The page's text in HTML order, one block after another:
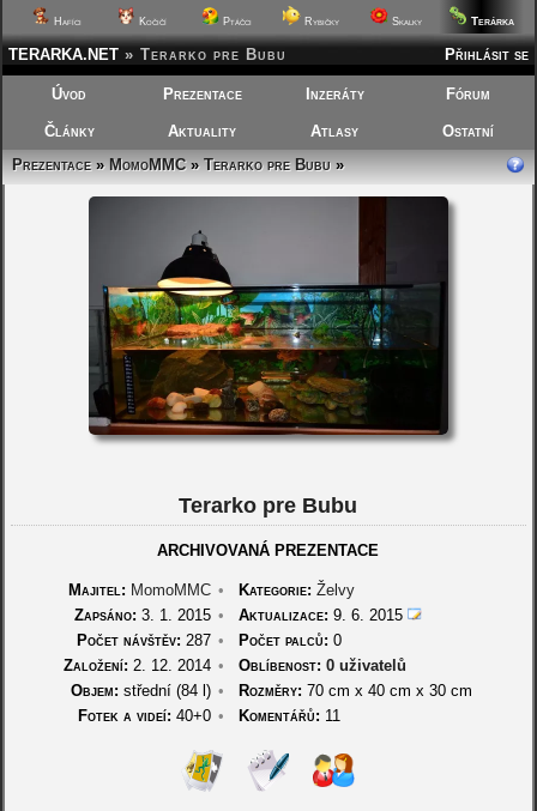
Hafíci Kočičí Ptáčci Rybičky Skalky Terárka
Přihlásit se
TERARKA.NET » Terarko pre Bubu
Úvod Prezentace Inzeráty Fórum
Články Aktuality Atlasy
Ostatní
Prezentace»MomoMMC»Terarko pre Bubu»
Terarko pre Bubu
ARCHIVOVANÁ PREZENTACE
Majitel: MomoMMC • Kategorie: Želvy
Zapsáno: 3. 1. 2015 • Aktualizace: 9. 6. 2015
Počet návštěv: 287 • Počet palců: 0
Založení: 2. 12. 2014 • Oblíbenost: 0 uživatelů
Objem: střední (84 l) • Rozměry: 70 cm x40 cm x30 cm
Fotek a videí: 40+0 • Komentářů: 11